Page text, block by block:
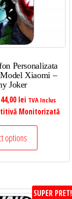
Personalizata
Xiaomi –
Joker
44,00 lei TVA Inclus
Monitorizată
options
SUPER PRET!